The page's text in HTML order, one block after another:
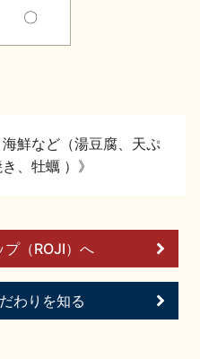
地酒蔵元会利酒会
〇
鮮など（湯豆腐、天ぷ
、牡蠣 ）》
（ROJI）へ
わりを知る